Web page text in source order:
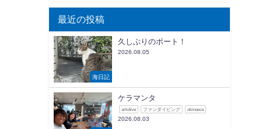
最近の投稿
海日記
久しぶりのボート！
2026.08.05
ケラマンタ
arkdive ファンダイビング okinawa
2026.08.03